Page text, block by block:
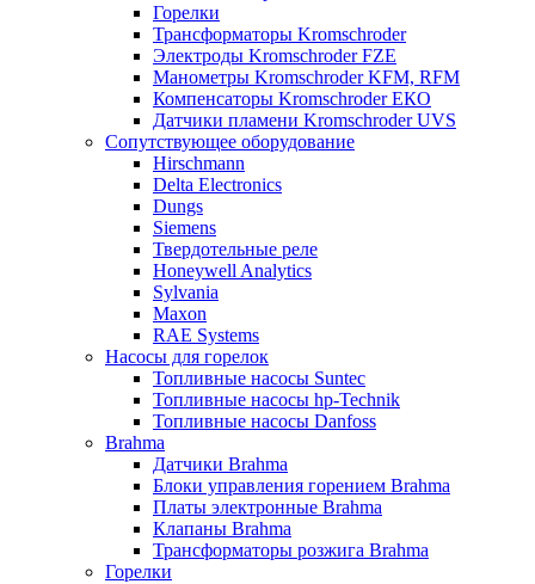
Горелки
Трансформаторы Kromschroder
Электроды Kromschroder FZE
Манометры Kromschroder KFM, RFM
Компенсаторы Kromschroder ЕКО
Датчики пламени Kromschroder UVS
Сопутствующее оборудование
Hirschmann
Delta Electronics
Dungs
Siemens
Твердотельные реле
Honeywell Analytics
Sylvania
Maxon
RAE Systems
Насосы для горелок
Топливные насосы Suntec
Топливные насосы hp-Technik
Топливные насосы Danfoss
Brahma
Датчики Brahma
Блоки управления горением Brahma
Платы электронные Brahma
Клапаны Brahma
Трансформаторы розжига Brahma
Горелки